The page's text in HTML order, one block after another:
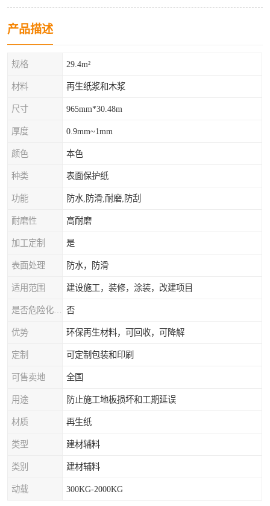
产品描述
规格 29.4m²
材料 再生纸浆和木浆
尺寸 965mm*30.48m
厚度 0.9mm~1mm
颜色 本色
种类 表面保护纸
功能 防水,防滑,耐磨,防刮
耐磨性 高耐磨
加工定制 是
表面处理 防水，防滑
适用范围 建设施工，装修，涂装，改建项目
否
优势 环保再生材料，可回收，可降解
定制 可定制包装和印刷
可售卖地 全国
用途 防止施工地板损坏和工期延误
材质 再生纸
类型 建材辅料
类别 建材辅料
动载 300KG-2000KG